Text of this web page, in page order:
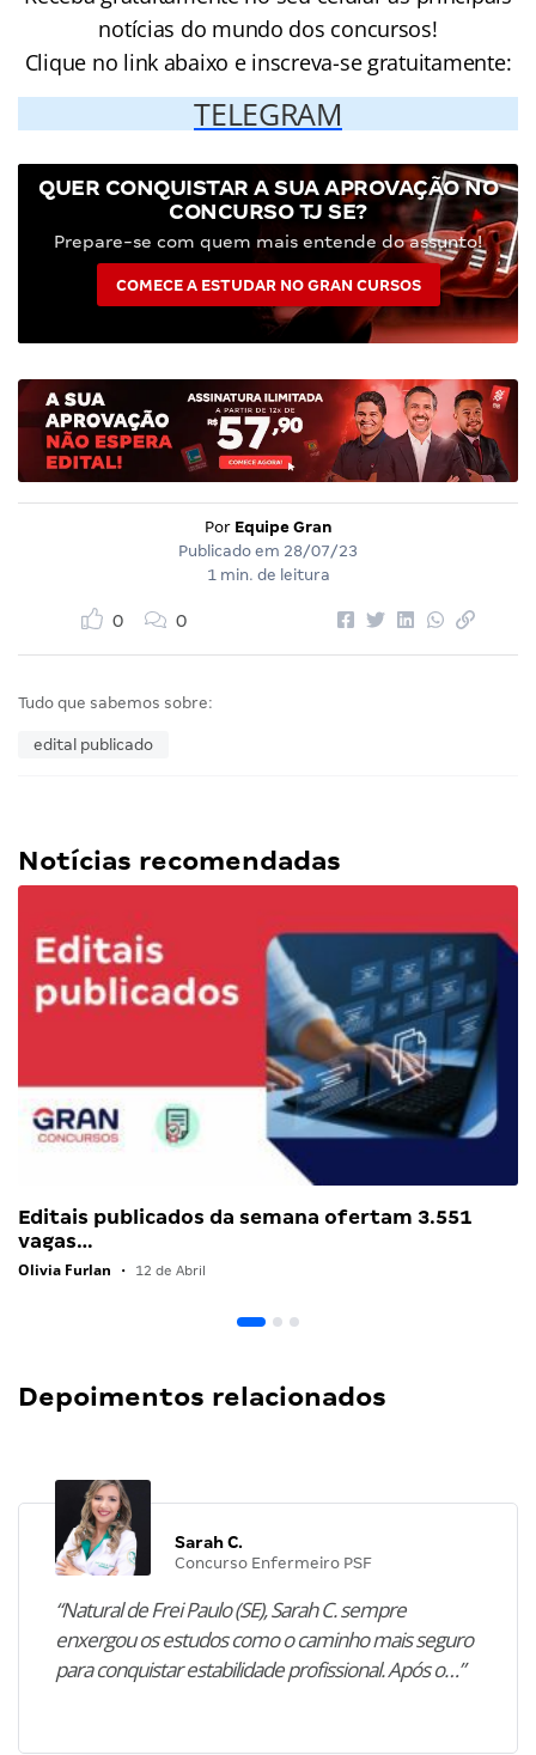
notícias do mundo dos concursos!
Clique no link abaixo e inscreva-se gratuitamente:
TELEGRAM
QUER CONQUISTAR A SUA APROVAÇÃO NO
CONCURSO TJ SE?
Prepare-se com quem mais entende do assunto!
COMECE A ESTUDAR NO GRAN CURSOS
Por Equipe Gran
Publicado em 28/07/23
1 min. de leitura
0 0
Tudo que sabemos sobre:
edital publicado
Notícias recomendadas
Editais publicados da semana ofertam 3.551
vagas…
Olivia Furlan • 12 de Abril
Depoimentos relacionados
Sarah C.
Concurso Enfermeiro PSF
“Natural de Frei Paulo (SE), Sarah C. sempre
enxergou os estudos como o caminho mais seguro
para conquistar estabilidade profissional. Após o…”